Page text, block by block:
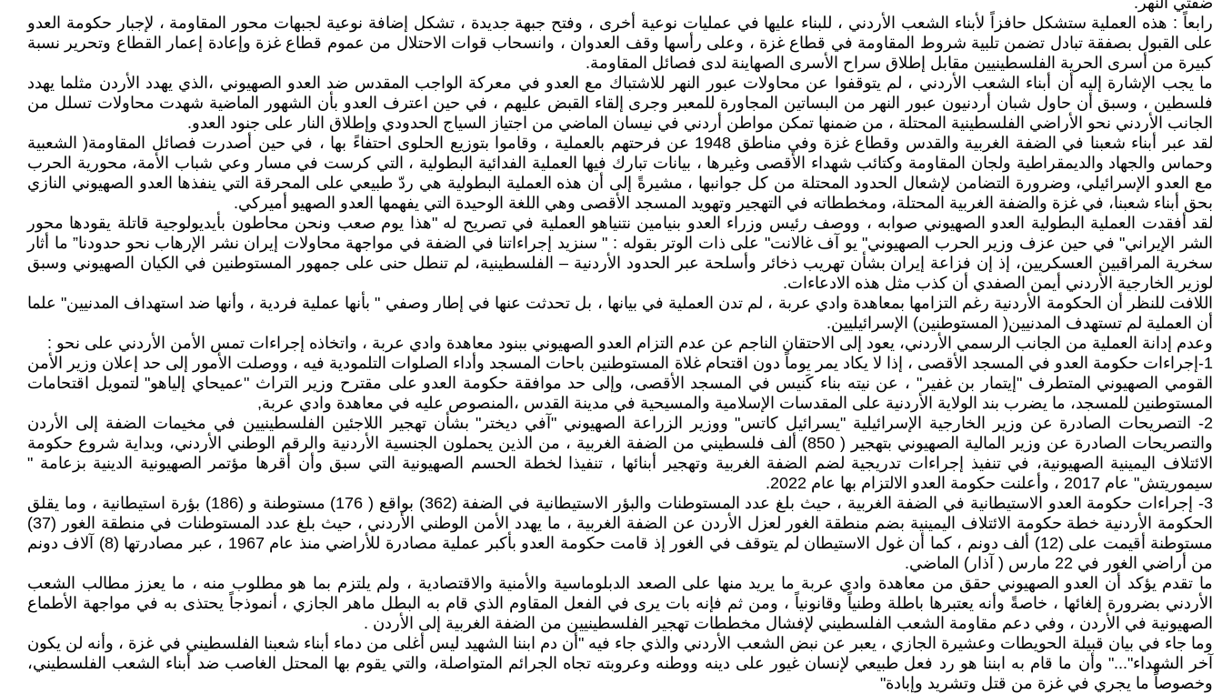
رابعاً : هذه العملية ستشكل حافزاً لأبناء الشعب الأردني ، للبناء عليها في عمليات نوعية أخرى ، وفتح جبهة جديدة ، تشكل إضافة نوعية لجبهات محور المقاومة ، لإجبار حكومة العدو
على القبول بصفقة تبادل تضمن تلبية شروط المقاومة في قطاع غزة ، وعلى رأسها وقف العدوان ، وانسحاب قوات الاحتلال من عموم قطاع غزة وإعادة إعمار القطاع وتحرير نسبة
كبيرة من أسرى الحرية الفلسطينيين مقابل إطلاق سراح الأسرى الصهاينة لدى فصائل المقاومة.
ما يجب الإشارة إليه أن أبناء الشعب الأردني ، لم يتوقفوا عن محاولات عبور النهر للاشتباك مع العدو في معركة الواجب المقدس ضد العدو الصهيوني ،الذي يهدد الأردن مثلما يهدد
فلسطين ، وسبق أن حاول شبان أردنيون عبور النهر من البساتين المجاورة للمعبر وجرى إلقاء القبض عليهم ، في حين اعترف العدو بأن الشهور الماضية شهدت محاولات تسلل من
الجانب الأردني نحو الأراضي الفلسطينية المحتلة ، من ضمنها تمكن مواطن أردني في نيسان الماضي من اجتياز السياج الحدودي وإطلاق النار على جنود العدو.
لقد عبر أبناء شعبنا في الضفة الغربية والقدس وقطاع غزة وفي مناطق 1948 عن فرحتهم بالعملية ، وقاموا بتوزيع الحلوى احتفاءً بها ، في حين أصدرت فصائل المقاومة( الشعبية
وحماس والجهاد والديمقراطية ولجان المقاومة وكتائب شهداء الأقصى وغيرها ، بيانات تبارك فيها العملية الفدائية البطولية ، التي كرست في مسار وعي شباب الأمة، محورية الحرب
مع العدو الإسرائيلي، وضرورة التضامن لإشعال الحدود المحتلة من كل جوانبها ، مشيرةً إلى أن هذه العملية البطولية هي ردّ طبيعي على المحرقة التي ينفذها العدو الصهيوني النازي
بحق أبناء شعبنا، في غزة والضفة الغربية المحتلة، ومخططاته في التهجير وتهويد المسجد الأقصى وهي اللغة الوحيدة التي يفهمها العدو الصهيو أميركي.
لقد أفقدت العملية البطولية العدو الصهيوني صوابه ، ووصف رئيس وزراء العدو بنيامين نتنياهو العملية في تصريح له "هذا يوم صعب ونحن محاطون بأيديولوجية قاتلة يقودها محور
الشر الإيراني" في حين عزف وزير الحرب الصهيوني" يو آف غالانت" على ذات الوتر بقوله : " سنزيد إجراءاتنا في الضفة في مواجهة محاولات إيران نشر الإرهاب نحو حدودنا” ما أثار
سخرية المراقبين العسكريين، إذ إن فزاعة إيران بشأن تهريب ذخائر وأسلحة عبر الحدود الأردنية – الفلسطينية، لم تنطل حنى على جمهور المستوطنين في الكيان الصهيوني وسبق
لوزير الخارجية الأردني أيمن الصفدي أن كذب مثل هذه الادعاءات.
اللافت للنظر أن الحكومة الأردنية رغم التزامها بمعاهدة وادي عربة ، لم تدن العملية في بيانها ، بل تحدثت عنها في إطار وصفي " بأنها عملية فردية ، وأنها ضد استهداف المدنيين" علما
أن العملية لم تستهدف المدنيين( المستوطنين) الإسرائيليين.
وعدم إدانة العملية من الجانب الرسمي الأردني، يعود إلى الاحتقان الناجم عن عدم التزام العدو الصهيوني ببنود معاهدة وادي عربة ، واتخاذه إجراءات تمس الأمن الأردني على نحو :
1-إجراءات حكومة العدو في المسجد الأقصى ، إذا لا يكاد يمر يوماً دون اقتحام غلاة المستوطنين باحات المسجد وأداء الصلوات التلمودية فيه ، ووصلت الأمور إلى حد إعلان وزير الأمن
القومي الصهيوني المتطرف "إيتمار بن غفير" ، عن نيته بناء كَنيس في المسجد الأقصى، وإلى حد موافقة حكومة العدو على مقترح وزير التراث "عميحاي إلياهو" لتمويل اقتحامات
المستوطنين للمسجد، ما يضرب بند الولاية الأردنية على المقدسات الإسلامية والمسيحية في مدينة القدس ،المنصوص عليه في معاهدة وادي عربة,
2- التصريحات الصادرة عن وزير الخارجية الإسرائيلية "يسرائيل كاتس" ووزير الزراعة الصهيوني "آفي ديختر" بشأن تهجير اللاجئين الفلسطينيين في مخيمات الضفة إلى الأردن
والتصريحات الصادرة عن وزير المالية الصهيوني بتهجير ( 850) ألف فلسطيني من الضفة الغربية ، من الذين يحملون الجنسية الأردنية والرقم الوطني الأردني، وبداية شروع حكومة
الائتلاف اليمينية الصهيونية، في تنفيذ إجراءات تدريجية لضم الضفة الغربية وتهجير أبنائها ، تنفيذا لخطة الحسم الصهيونية التي سبق وأن أقرها مؤتمر الصهيونية الدينية بزعامة "
سيموريتش" عام 2017 ، وأعلنت حكومة العدو الالتزام بها عام 2022.
3- إجراءات حكومة العدو الاستيطانية في الضفة الغربية ، حيث بلغ عدد المستوطنات والبؤر الاستيطانية في الضفة (362) بواقع ( 176) مستوطنة و (186) بؤرة استيطانية ، وما يقلق
الحكومة الأردنية خطة حكومة الائتلاف اليمينية بضم منطقة الغور لعزل الأردن عن الضفة الغربية ، ما يهدد الأمن الوطني الأردني ، حيث بلغ عدد المستوطنات في منطقة الغور (37)
مستوطنة أقيمت على (12) ألف دونم ، كما أن غول الاستيطان لم يتوقف في الغور إذ قامت حكومة العدو بأكبر عملية مصادرة للأراضي منذ عام 1967 ، عبر مصادرتها (8) آلاف دونم
من أراضي الغور في 22 مارس ( آذار) الماضي.
ما تقدم يؤكد أن العدو الصهيوني حقق من معاهدة وادي عربة ما يريد منها على الصعد الدبلوماسية والأمنية والاقتصادية ، ولم يلتزم بما هو مطلوب منه ، ما يعزز مطالب الشعب
الأردني بضرورة إلغائها ، خاصةً وأنه يعتبرها باطلة وطنياً وقانونياً ، ومن ثم فإنه بات يرى في الفعل المقاوم الذي قام به البطل ماهر الجازي ، أنموذجاً يحتذى به في مواجهة الأطماع
الصهيونية في الأردن ، وفي دعم مقاومة الشعب الفلسطيني لإفشال مخططات تهجير الفلسطينيين من الضفة الغربية إلى الأردن .
وما جاء في بيان قبيلة الحويطات وعشيرة الجازي ، يعبر عن نبض الشعب الأردني والذي جاء فيه "أن دم ابننا الشهيد ليس أغلى من دماء أبناء شعبنا الفلسطيني في غزة ، وأنه لن يكون
آخر الشهداء"..." وأن ما قام به ابننا هو رد فعل طبيعي لإنسان غيور على دينه ووطنه وعروبته تجاه الجرائم المتواصلة، والتي يقوم بها المحتل الغاصب ضد أبناء الشعب الفلسطيني،
وخصوصاً ما يجري في غزة من قتل وتشريد وإبادة"